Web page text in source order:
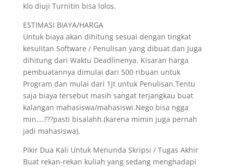
klo diuji Turnitin bisa lolos.
ESTIMASI BIAYA/HARGA
Untuk biaya akan dihitung sesuai dengan tingkat
kesulitan Software / Penulisan yang dibuat dan Juga
dihitung dari Waktu Deadlinenya. Kisaran harga
pembuatannya dimulai dari 500 ribuan untuk
Program dan mulai dari 1jt untuk Penulisan.Tentu
saja biaya tersebut masih sangat terjangkau buat
kalangan mahasiswa/mahasiswi.Nego bisa ngga
min….???pasti bisalahh.(karena mimin juga pernah
jadi mahasiswa).
Pikir Dua Kali Untuk Menunda Skripsi / Tugas Akhir
Buat rekan-rekan kuliah yang sedang menghadapi